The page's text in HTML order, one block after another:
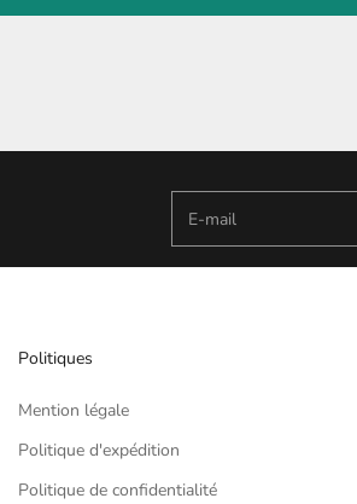
Politiques
Mention légale
Politique d'expédition
Politique de confidentialité